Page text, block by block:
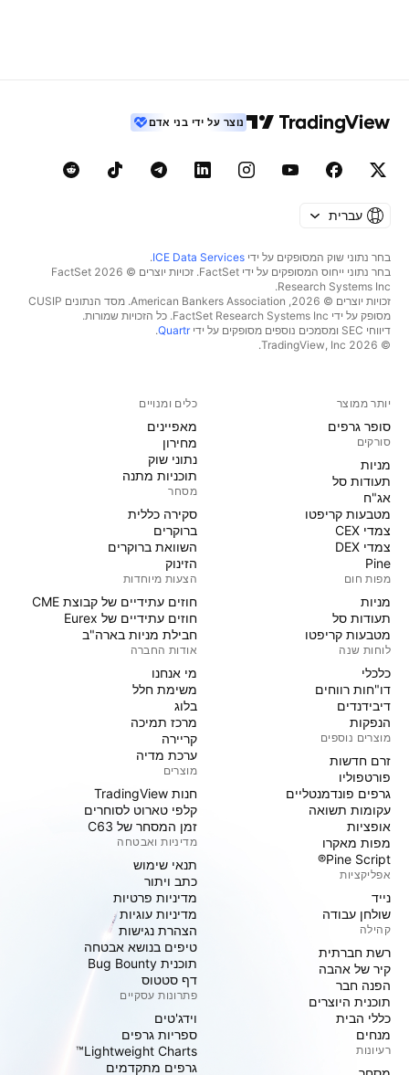
נוצר על ידי בני אדם
עברית
בחר נתוני שוק המסופקים על ידי ICE Data Services
.
בחר נתוני ייחוס המסופקים על ידי FactSet. זכויות יוצרים © 2026 ‏FactSet
Research Systems Inc.‏
זכויות יוצרים © 2026, ‏American Bankers Association. מסד הנתונים CUSIP
מסופק על ידי FactSet Research Systems Inc. כל הזכויות שמורות.
דיווחי SEC ומסמכים נוספים מסופקים על ידי
Quartr
.
© 2026 ‏TradingView, Inc.‏
יותר ממוצר
סופר גרפים
סורקים
מניות‏
תעודות סל
אג"ח
מטבעות קריפטו
צמדי CEX
צמדי DEX
Pine
מפות חום
מניות‏
תעודות סל
מטבעות קריפטו
לוחות שנה
כלכלי
דו"חות רווחים
דיבידנדים
הנפקות
מוצרים נוספים
זרם חדשות
פורטפוליו
גרפים פונדמנטליים
עקומות תשואה
אופציות
מפות מאקרו
Pine Script®
אפליקציות
נייד
שולחן עבודה
קהילה
רשת חברתית
קיר של אהבה
הפנה חבר
תוכנית היוצרים
כללי הבית
מנחים
רעיונות
כלים ומנויים
מאפיינים
מחירון
נתוני שוק
תוכניות מתנה
מסחר
סקירה כללית
ברוקרים
השוואת ברוקרים
הזינוק
הצעות מיוחדות
חוזים עתידיים של קבוצת CME
חוזים עתידיים של Eurex
חבילת מניות בארה"ב
אודות החברה
מי אנחנו
משימת חלל
בלוג
מרכז תמיכה
קריירה
ערכת מדיה
מוצרים
חנות TradingView
קלפי טארוט לסוחרים
זמן המסחר של C63
מדיניות ואבטחה
תנאי שימוש
כתב ויתור
מדיניות פרטיות
מדיניות עוגיות
הצהרת נגישות
טיפים בנושא אבטחה
תוכנית Bug Bounty
דף סטטוס
פתרונות עסקיים
וידג'טים
ספריות גרפים
Lightweight Charts™
גרפים מתקדמים